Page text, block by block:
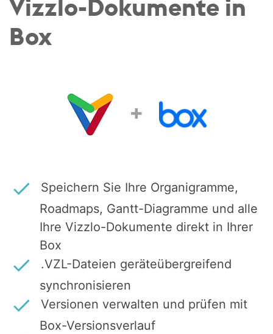
Vizzlo-Dokumente in
Box
+
Speichern Sie Ihre Organigramme,
Roadmaps, Gantt-Diagramme und alle
Ihre Vizzlo-Dokumente direkt in Ihrer
Box
.VZL-Dateien geräteübergreifend
synchronisieren
Versionen verwalten und prüfen mit
Box-Versionsverlauf